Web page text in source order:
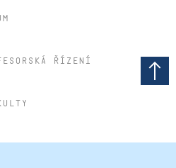
řízení